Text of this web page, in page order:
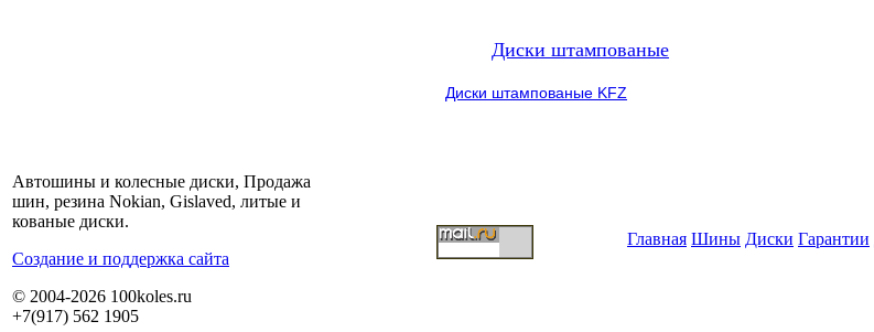
Диски штампованые
Диски штампованые KFZ
Автошины и колесные диски, Продажа
шин, резина Nokian, Gislaved, литые и
кованые диски.
Cоздание и поддержка сайта
© 2004-2026 100koles.ru
+7(917) 562 1905
Главная Шины Диски Гарантии